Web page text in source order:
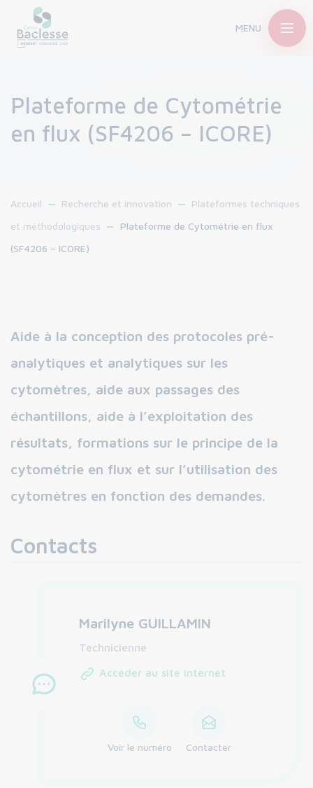
MENU
Plateforme de Cytométrie
en flux (SF4206 – ICORE)
Accueil Recherche et innovation
Plateformes techniques
et méthodologiques
Plateforme de Cytométrie en flux
(SF4206 – ICORE)
Aide à la conception des protocoles pré-
analytiques et analytiques sur les
cytomètres, aide aux passages des
échantillons, aide à l’exploitation des
résultats, formations sur le principe de la
cytométrie en flux et sur l’utilisation des
cytomètres en fonction des demandes.
Contacts
Marilyne GUILLAMIN
Technicienne
Accéder au site internet
Voir le numéro Contacter